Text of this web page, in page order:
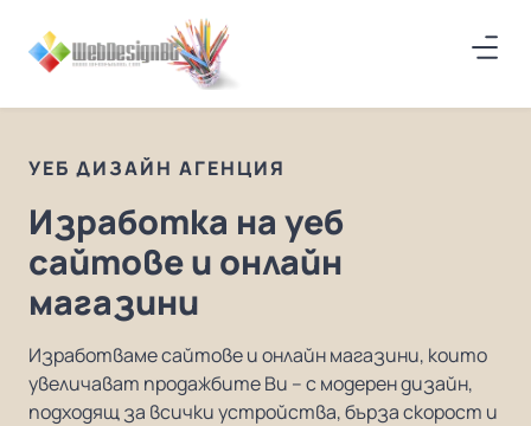
УЕБ ДИЗАЙН АГЕНЦИЯ
Изработка на уеб
сайтове и онлайн
магазини
Изработваме сайтове и онлайн магазини, които
увеличават продажбите Ви – с модерен дизайн,
подходящ за всички устройства, бърза скорост и